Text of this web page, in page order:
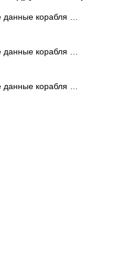
корабля …
корабля …
корабля …